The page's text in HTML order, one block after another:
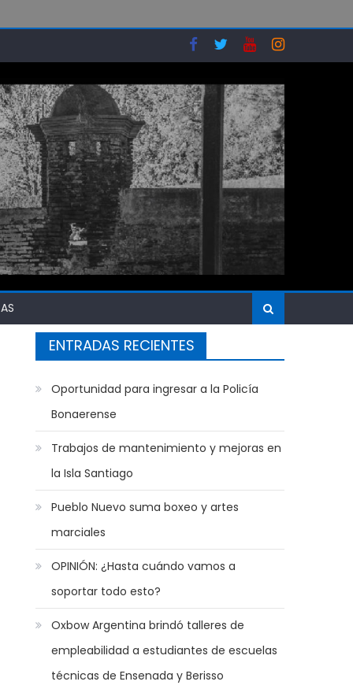
Ensenada y Berisso
ENTRADAS RECIENTES
Oportunidad para ingresar a la Policía
Bonaerense
Trabajos de mantenimiento y mejoras en
la Isla Santiago
Pueblo Nuevo suma boxeo y artes
marciales
OPINIÓN: ¿Hasta cuándo vamos a
soportar todo esto?
Oxbow Argentina brindó talleres de
empleabilidad a estudiantes de escuelas
técnicas de Ensenada y Berisso